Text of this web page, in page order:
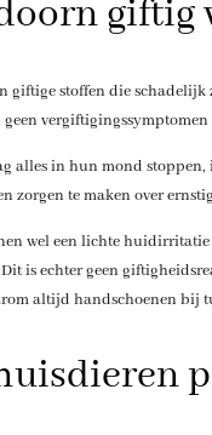
giftig
giftige stoffen die
geen
alles in hun mond
zorgen te maken over
wel een lichte
is echter geen
altijd handschoenen bij